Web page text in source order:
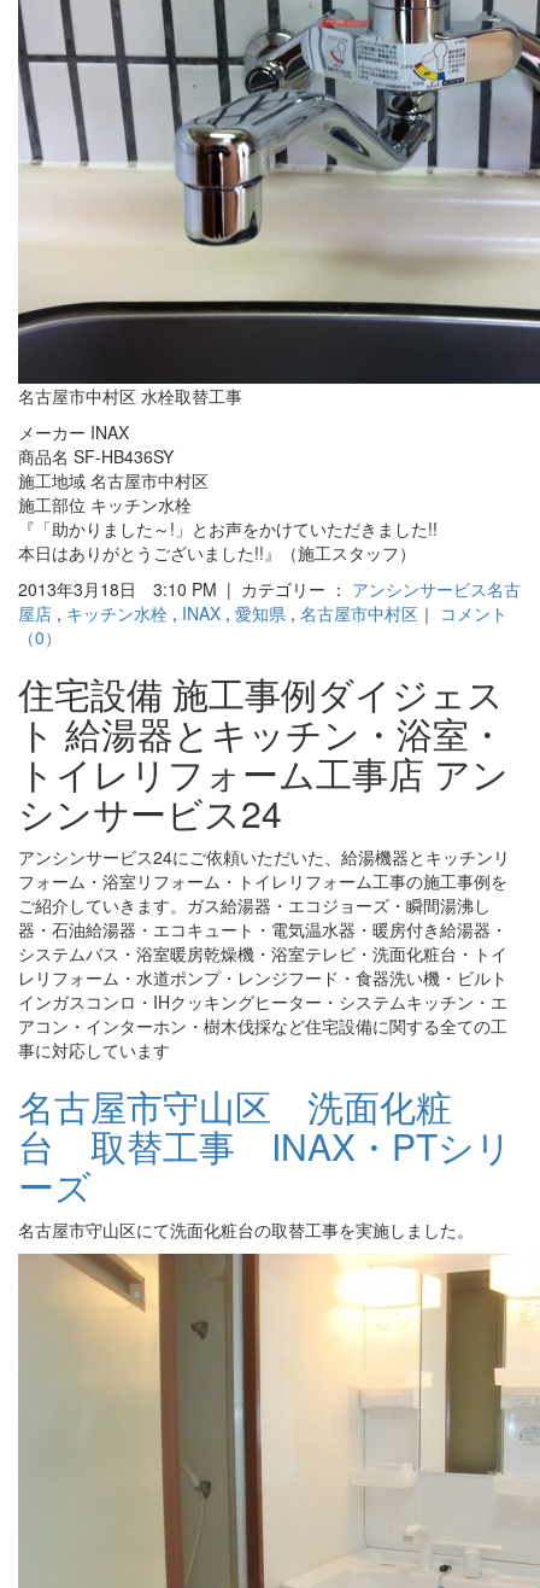
名古屋市中村区 水栓取替工事
メーカー INAX
商品名 SF-HB436SY
施工地域 名古屋市中村区
施工部位 キッチン水栓
『「助かりました～!」とお声をかけていただきました!!
本日はありがとうございました!!』（施工スタッフ）
2013年3月18日 3:10 PM | カテゴリー ： アンシンサービス名古
屋店 , キッチン水栓 , INAX , 愛知県 , 名古屋市中村区 ｜ コメント
（0）
住宅設備 施工事例ダイジェス
ト 給湯器とキッチン・浴室・
トイレリフォーム工事店 アン
シンサービス24
アンシンサービス24にご依頼いただいた、給湯機器とキッチンリ
フォーム・浴室リフォーム・トイレリフォーム工事の施工事例を
ご紹介していきます。ガス給湯器・エコジョーズ・瞬間湯沸し
器・石油給湯器・エコキュート・電気温水器・暖房付き給湯器・
システムバス・浴室暖房乾燥機・浴室テレビ・洗面化粧台・トイ
レリフォーム・水道ポンプ・レンジフード・食器洗い機・ビルト
インガスコンロ・IHクッキングヒーター・システムキッチン・エ
アコン・インターホン・樹木伐採など住宅設備に関する全ての工
事に対応しています
名古屋市守山区 洗面化粧
台 取替工事 INAX・PTシリ
ーズ
名古屋市守山区にて洗面化粧台の取替工事を実施しました。